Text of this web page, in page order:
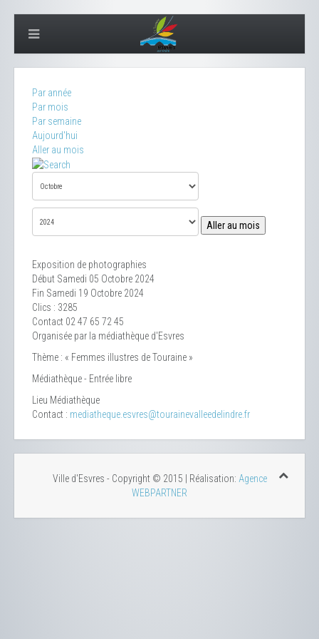
Par année
Par mois
Par semaine
Aujourd'hui
Aller au mois
Aller au mois
Exposition de photographies
Début Samedi 05 Octobre 2024
Fin Samedi 19 Octobre 2024
Clics : 3285
Contact 02 47 65 72 45
Organisée par la médiathèque d'Esvres
Thème : « Femmes illustres de Touraine »
Médiathèque - Entrée libre
Lieu Médiathèque
Contact : mediatheque.esvres@tourainevalleedelindre.fr
Ville d'Esvres - Copyright © 2015 | Réalisation: Agence
WEBPARTNER